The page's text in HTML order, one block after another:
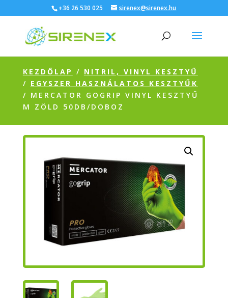
+36 26 530 025 sirenex@sirenex.hu
KEZDŐLAP / NITRIL, VINYL KESZTYŰ
/ EGYSZER HASZNÁLATOS KESZTYŰK
/ MERCATOR GOGRIP VINYL KESZTYŰ
M ZÖLD 50DB/DOBOZ